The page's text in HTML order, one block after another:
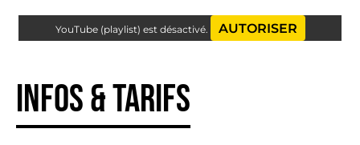
YouTube (playlist) est désactivé. AUTORISER
Infos & tarifs